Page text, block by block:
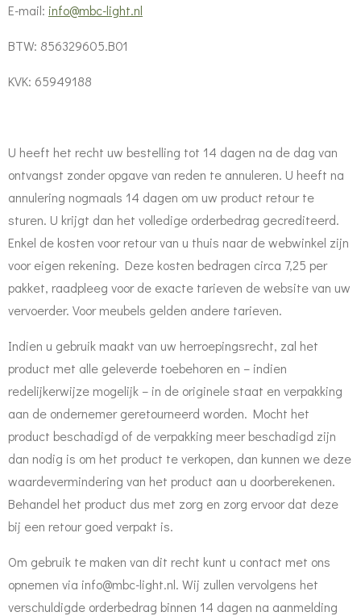
E-mail: info@mbc-light.nl
BTW: 856329605.B01
KVK: 65949188
U heeft het recht uw bestelling tot 14 dagen na de dag van
ontvangst zonder opgave van reden te annuleren. U heeft na
annulering nogmaals 14 dagen om uw product retour te
sturen. U krijgt dan het volledige orderbedrag gecrediteerd.
Enkel de kosten voor retour van u thuis naar de webwinkel zijn
voor eigen rekening. Deze kosten bedragen circa 7,25 per
pakket, raadpleeg voor de exacte tarieven de website van uw
vervoerder. Voor meubels gelden andere tarieven.
Indien u gebruik maakt van uw herroepingsrecht, zal het
product met alle geleverde toebehoren en – indien
redelijkerwijze mogelijk – in de originele staat en verpakking
aan de ondernemer geretourneerd worden. Mocht het
product beschadigd of de verpakking meer beschadigd zijn
dan nodig is om het product te verkopen, dan kunnen we deze
waardevermindering van het product aan u doorberekenen.
Behandel het product dus met zorg en zorg ervoor dat deze
bij een retour goed verpakt is.
Om gebruik te maken van dit recht kunt u contact met ons
opnemen via info@mbc-light.nl. Wij zullen vervolgens het
verschuldigde orderbedrag binnen 14 dagen na aanmelding